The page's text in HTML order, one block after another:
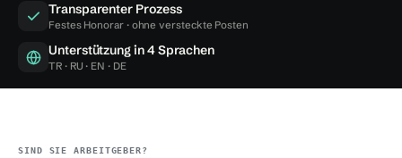
Transparenter Prozess
Festes Honorar · ohne versteckte Posten
Unterstützung in 4 Sprachen
TR · RU · EN · DE
SIND SIE ARBEITGEBER?